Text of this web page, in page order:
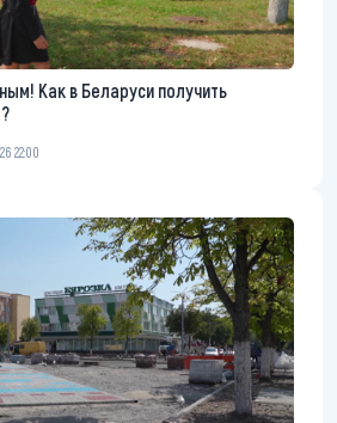
Как в Беларуси получить
22:00